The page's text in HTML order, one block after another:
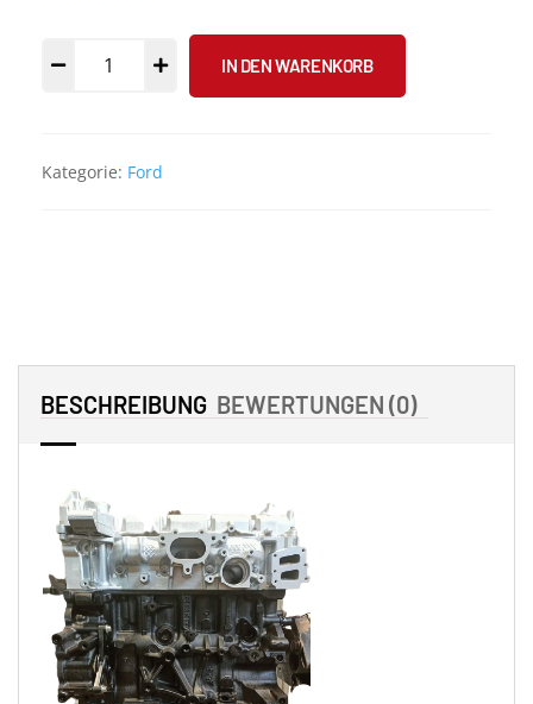
IN DEN WARENKORB
Kategorie: Ford
BESCHREIBUNG BEWERTUNGEN (0)